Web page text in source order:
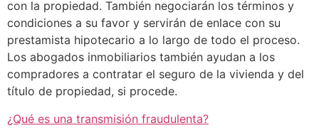
con la propiedad. También negociarán los términos y
condiciones a su favor y servirán de enlace con su
prestamista hipotecario a lo largo de todo el proceso.
Los abogados inmobiliarios también ayudan a los
compradores a contratar el seguro de la vivienda y del
título de propiedad, si procede.
¿Qué es una transmisión fraudulenta?